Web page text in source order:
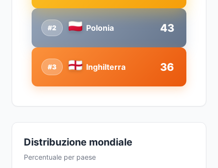
#2 Polonia 43
#3 Inghilterra 36
Distribuzione mondiale
Percentuale per paese